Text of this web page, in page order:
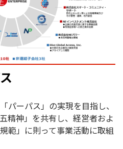
パーパス」の実現を目指し、
精神」を共有し、経営者およ
範」に則って事業活動に取組